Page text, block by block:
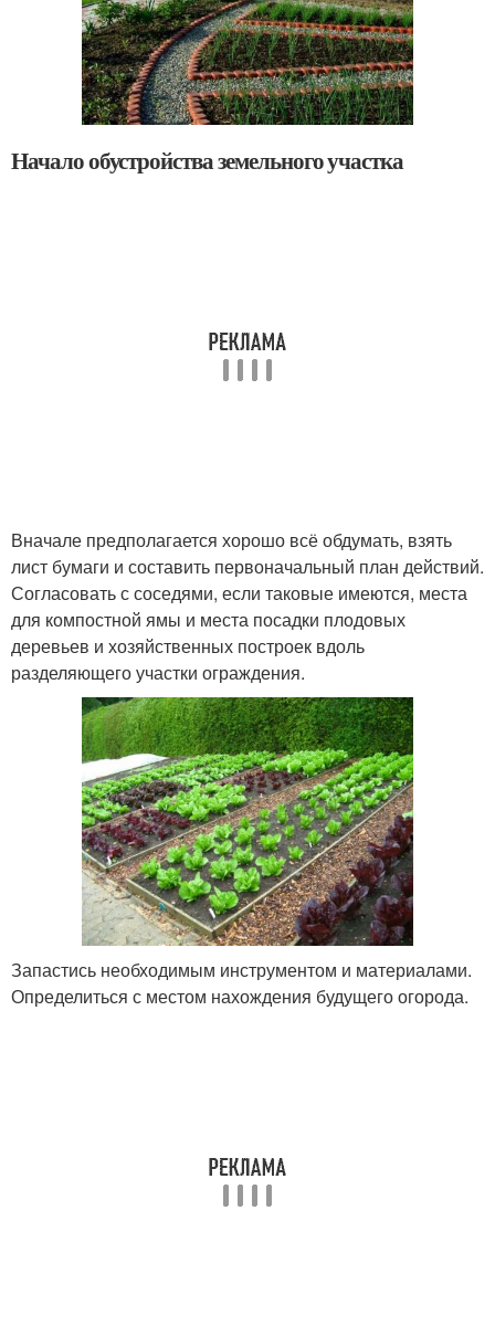
Начало обустройства земельного участка
Вначале предполагается хорошо всё обдумать, взять
лист бумаги и составить первоначальный план действий.
Согласовать с соседями, если таковые имеются, места
для компостной ямы и места посадки плодовых
деревьев и хозяйственных построек вдоль
разделяющего участки ограждения.
Запастись необходимым инструментом и материалами.
Определиться с местом нахождения будущего огорода.